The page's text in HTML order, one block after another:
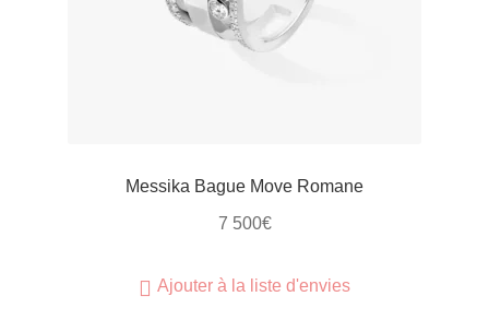
Messika Bague Move Romane
7 500€
Ajouter à la liste d'envies